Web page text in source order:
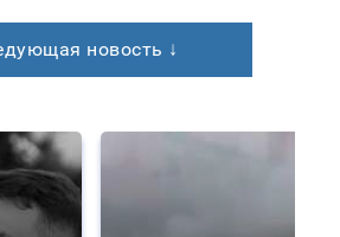
новость ↓